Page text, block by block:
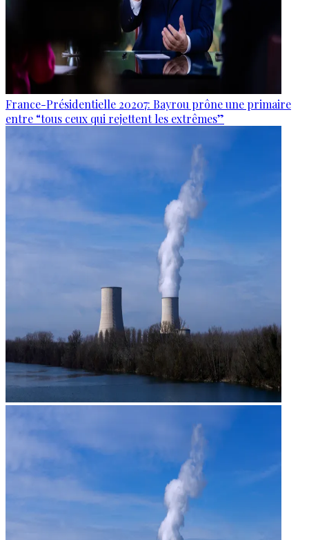
France-Présidentielle 20207: Bayrou prône une primaire
entre “tous ceux qui rejettent les extrêmes”